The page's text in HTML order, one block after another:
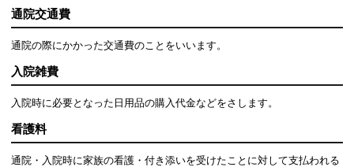
通院交通費
通院の際にかかった交通費のことをいいます。
入院雑費
入院時に必要となった日用品の購入代金などをさします。
看護料
通院・入院時に家族の看護・付き添いを受けたことに対して支払われる